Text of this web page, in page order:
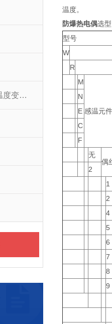
SBW系列带热电偶温度变送器
温度。
防爆热电偶选
型号
W
R
M
感温元
N
E
C
F
无
偶
2
1
2
4
5
6
7
8
9